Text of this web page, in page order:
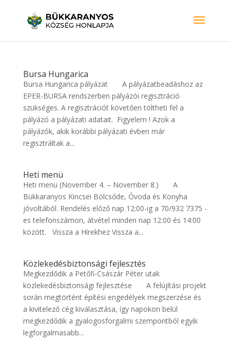
Bursa Hungarica
Bursa Hungarica pályázat A pályázatbeadáshoz az
EPER-BURSA rendszerben pályázói regisztráció
szükséges. A regisztrációt követően töltheti fel a
pályázó a pályázati adatait. Figyelem ! Azok a
pályázók, akik korábbi pályázati évben már
regisztráltak a...
Heti menü
Heti menü (November 4. – November 8.) A
Bükkaranyos Kincsei Bölcsőde, Óvoda és Konyha
jóvoltából. Rendelés előző nap 12:00-ig a 70/932 7375 -
es telefonszámon, átvétel minden nap 12:00 és 14:00
között. Vissza a Hírekhez Vissza a...
Közlekedésbiztonsági fejlesztés
Megkezdődik a Petőfi-Császár Péter utak
közlekedésbiztonsági fejlesztése A felújítási projekt
során megtörtént építési engedélyek megszerzése és
a kivitelező cég kiválasztása, így napokon belül
megkezdődik a gyalogosforgalmi szempontból egyik
legforgalmasabb...